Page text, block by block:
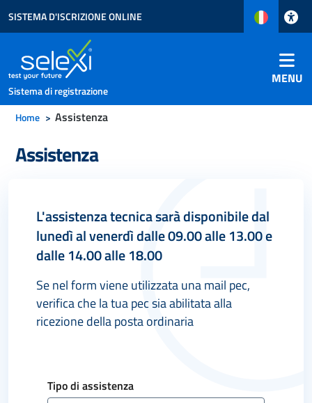
SISTEMA D'ISCRIZIONE ONLINE
Sistema di registrazione
MENU
Home Assistenza
Assistenza
L'assistenza tecnica sarà disponibile dal
lunedì al venerdì dalle 09.00 alle 13.00 e
dalle 14.00 alle 18.00
Se nel form viene utilizzata una mail pec,
verifica che la tua pec sia abilitata alla
ricezione della posta ordinaria
Tipo di assistenza
del menù
Text size
Ripristina zoom
%